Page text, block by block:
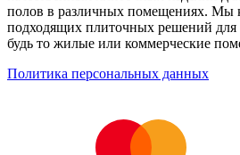
полов в различных помещениях. Мы
подходящих плиточных решений для
будь то жилые или коммерческие
Политика персональных данных